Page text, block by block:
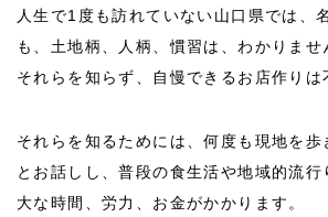
人生で1度も訪れていない山口県では、
も、土地柄、人柄、慣習は、わかりませ
それらを知らず、自慢できるお店作りは
それらを知るためには、何度も現地を歩
とお話しし、普段の食生活や地域的流
大な時間、労力、お金がかかります。